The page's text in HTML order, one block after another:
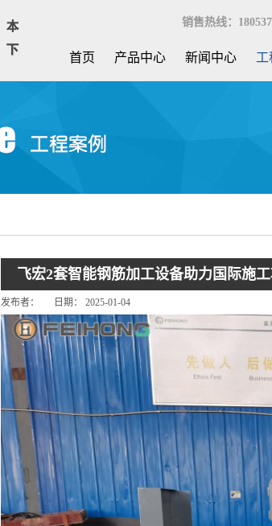
销售热线：
首页 产品中心 新闻中心 工
飞宏2套智能钢筋加工设备助力国际施
发布者： 日期： 2025-01-04